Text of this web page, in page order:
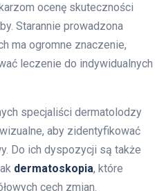
ocenę skuteczności
Starannie prowadzona
ma ogromne znaczenie,
leczenie do indywidualnych
specjaliści dermatolodzy
aby zidentyfikować
Do ich dyspozycji są także
dermatoskopia, które
cech zmian.